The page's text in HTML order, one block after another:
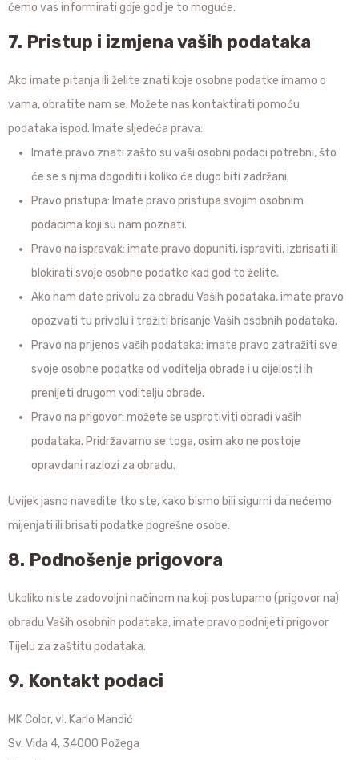
ćemo vas informirati gdje god je to moguće.
7. Pristup i izmjena vaših podataka
Ako imate pitanja ili želite znati koje osobne podatke imamo o
vama, obratite nam se. Možete nas kontaktirati pomoću
podataka ispod. Imate sljedeća prava:
Imate pravo znati zašto su vaši osobni podaci potrebni, što
će se s njima dogoditi i koliko će dugo biti zadržani.
Pravo pristupa: Imate pravo pristupa svojim osobnim
podacima koji su nam poznati.
Pravo na ispravak: imate pravo dopuniti, ispraviti, izbrisati ili
blokirati svoje osobne podatke kad god to želite.
Ako nam date privolu za obradu Vaših podataka, imate pravo
opozvati tu privolu i tražiti brisanje Vaših osobnih podataka.
Pravo na prijenos vaših podataka: imate pravo zatražiti sve
svoje osobne podatke od voditelja obrade i u cijelosti ih
prenijeti drugom voditelju obrade.
Pravo na prigovor: možete se usprotiviti obradi vaših
podataka. Pridržavamo se toga, osim ako ne postoje
opravdani razlozi za obradu.
Uvijek jasno navedite tko ste, kako bismo bili sigurni da nećemo
mijenjati ili brisati podatke pogrešne osobe.
8. Podnošenje prigovora
Ukoliko niste zadovoljni načinom na koji postupamo (prigovor na)
obradu Vaših osobnih podataka, imate pravo podnijeti prigovor
Tijelu za zaštitu podataka.
9. Kontakt podaci
MK Color, vl. Karlo Mandić
Sv. Vida 4, 34000 Požega